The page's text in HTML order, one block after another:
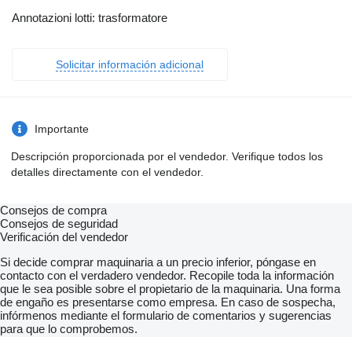
Annotazioni lotti: trasformatore
Solicitar información adicional
Importante
Descripción proporcionada por el vendedor. Verifique todos los
detalles directamente con el vendedor.
Consejos de compra
Consejos de seguridad
Verificación del vendedor
Si decide comprar maquinaria a un precio inferior, póngase en
contacto con el verdadero vendedor. Recopile toda la información
que le sea posible sobre el propietario de la maquinaria. Una forma
de engaño es presentarse como empresa. En caso de sospecha,
infórmenos mediante el formulario de comentarios y sugerencias
para que lo comprobemos.